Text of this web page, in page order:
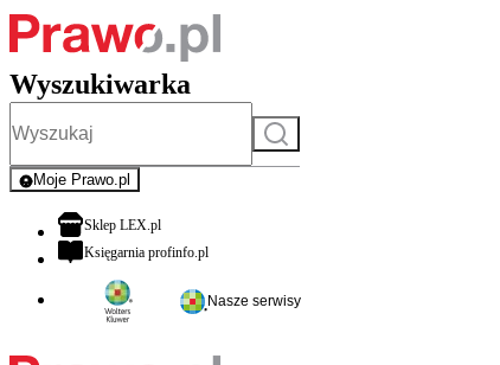
Wyszukiwarka
Szukaj
Moje Prawo.pl
- rejestracja i logowanie do serwisu
Sklep LEX.plotwiera się w nowej karcie
Księgarnia profinfo.plotwiera się w nowej karcie
Nasze serwisy